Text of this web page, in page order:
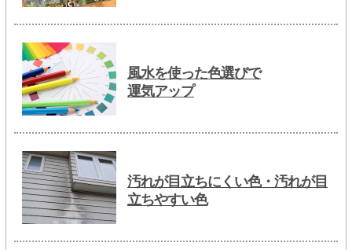
風水を使った色選びで
運気アップ
汚れが目立ちにくい色・汚れが目
立ちやすい色